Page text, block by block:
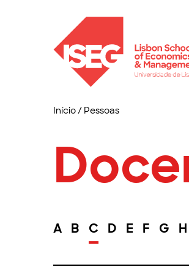
Início/ Pessoas
A B C D E F G H